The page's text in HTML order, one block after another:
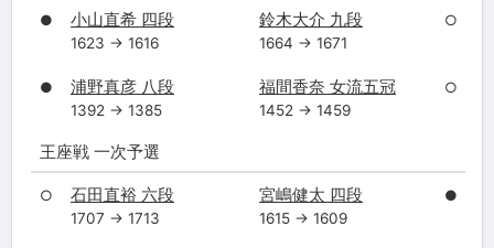
● 小山直希 四段
1623 → 1616
鈴木大介 九段
1664 → 1671
○
● 浦野真彦 八段
1392 → 1385
福間香奈 女流五冠
1452 → 1459
○
王座戦 一次予選
○ 石田直裕 六段
1707 → 1713
宮嶋健太 四段
1615 → 1609
●